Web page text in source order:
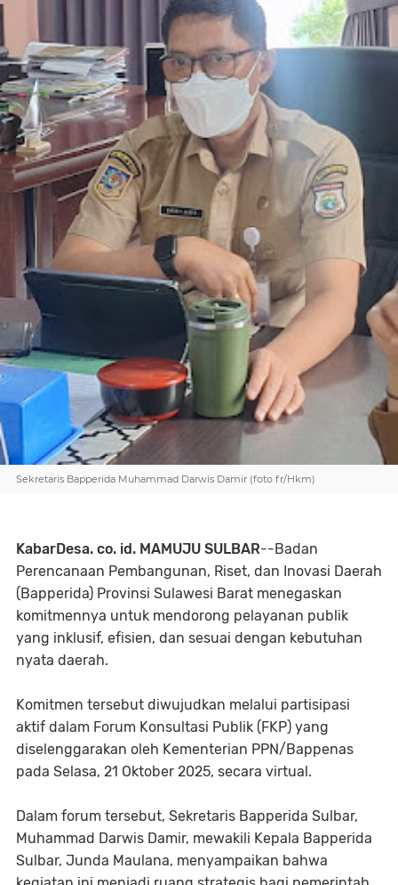
Sekretaris Bapperida Muhammad Darwis Damir (foto fr/Hkm)
KabarDesa. co. id. MAMUJU SULBAR--Badan
Perencanaan Pembangunan, Riset, dan Inovasi Daerah
(Bapperida) Provinsi Sulawesi Barat menegaskan
komitmennya untuk mendorong pelayanan publik
yang inklusif, efisien, dan sesuai dengan kebutuhan
nyata daerah.
Komitmen tersebut diwujudkan melalui partisipasi
aktif dalam Forum Konsultasi Publik (FKP) yang
diselenggarakan oleh Kementerian PPN/Bappenas
pada Selasa, 21 Oktober 2025, secara virtual.
Dalam forum tersebut, Sekretaris Bapperida Sulbar,
Muhammad Darwis Damir, mewakili Kepala Bapperida
Sulbar, Junda Maulana, menyampaikan bahwa